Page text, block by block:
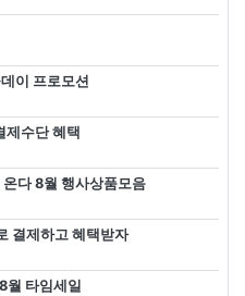
이 프로모션
제수단 혜택
다 8월 행사상품모음
결제하고 혜택받자
월 타임세일